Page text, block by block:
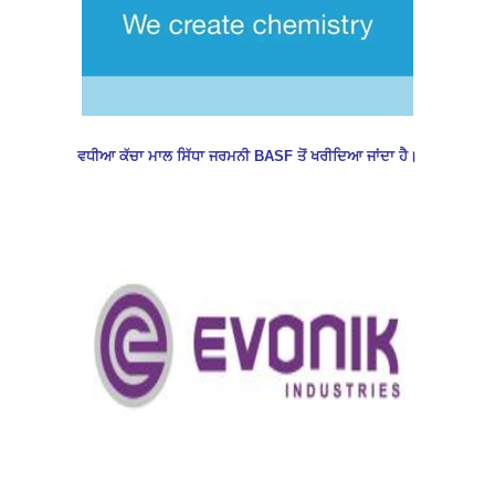
ਵਧੀਆ ਕੱਚਾ ਮਾਲ ਸਿੱਧਾ ਜਰਮਨੀ BASF ਤੋਂ ਖਰੀਦਿਆ ਜਾਂਦਾ ਹੈ।